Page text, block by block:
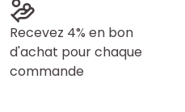
Recevez 4% en bon
d'achat pour chaque
commande